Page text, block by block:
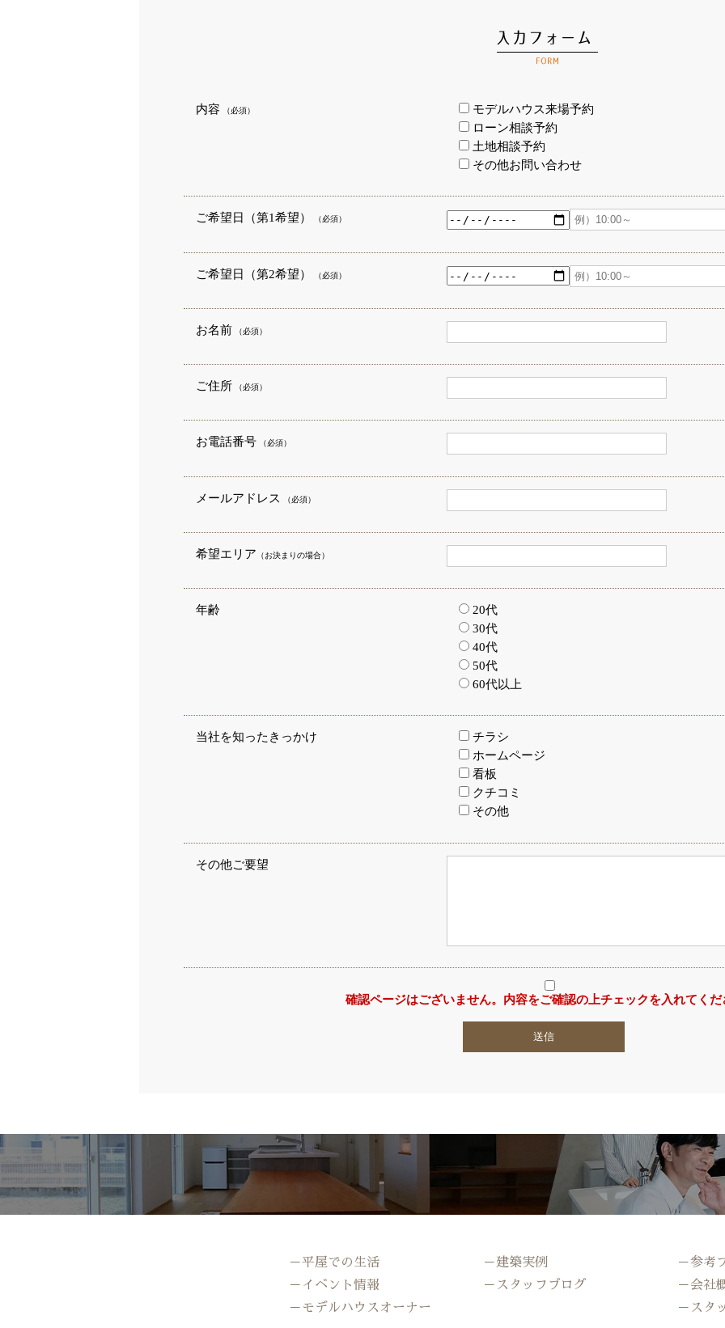
内容 （必須）
モデルハウス来場予約
ローン相談予約
土地相談予約
その他お問い合わせ
ご希望日（第1希望） （必須）
ご希望日（第2希望） （必須）
お名前 （必須）
ご住所 （必須）
お電話番号 （必須）
メールアドレス （必須）
希望エリア （お決まりの場合）
年齢
20代
30代
40代
50代
60代以上
当社を知ったきっかけ
チラシ
ホームページ
看板
クチコミ
その他
その他ご要望
確認ページはございません。内容をご確認の上チェックを入れてくだ
－平屋での生活
－イベント情報
－モデルハウスオーナー
－建築実例
－スタッフブログ
－参考
－会社
－スタ